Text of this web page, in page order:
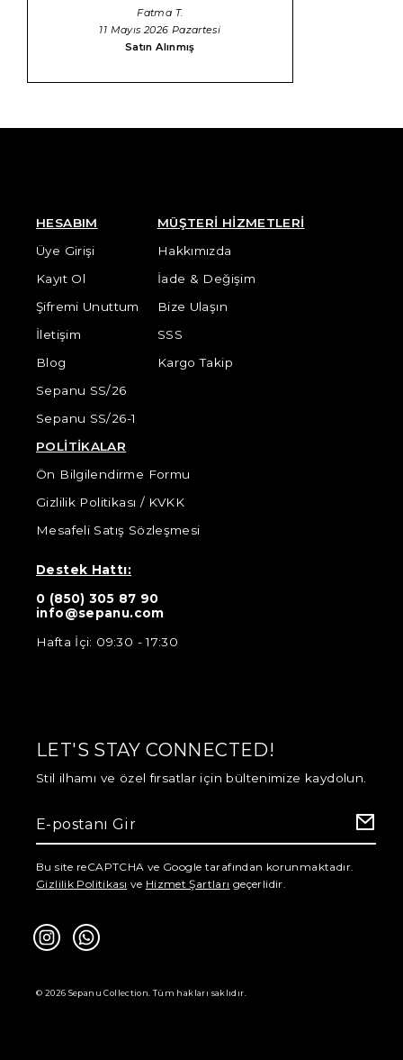
Fatma T.
11 Mayıs 2026 Pazartesi
Satın Alınmış
HESABIM
Üye Girişi
Kayıt Ol
Şifremi Unuttum
İletişim
Blog
Sepanu SS/26
Sepanu SS/26-1
MÜŞTERİ HİZMETLERİ
Hakkımızda
İade & Değişim
Bize Ulaşın
SSS
Kargo Takip
POLİTİKALAR
Ön Bilgilendirme Formu
Gizlilik Politikası / KVKK
Mesafeli Satış Sözleşmesi
Destek Hattı:
0 (850) 305 87 90
info@sepanu.com
Hafta İçi: 09:30 - 17:30
LET'S STAY CONNECTED!
Stil ilhamı ve özel fırsatlar için bültenimize kaydolun.
Bu site reCAPTCHA ve Google tarafından korunmaktadır.
Gizlilik Politikası ve Hizmet Şartları geçerlidir.
© 2026 Sepanu Collection. Tüm hakları saklıdır.